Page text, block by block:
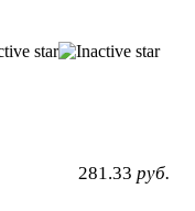
281.33 руб.